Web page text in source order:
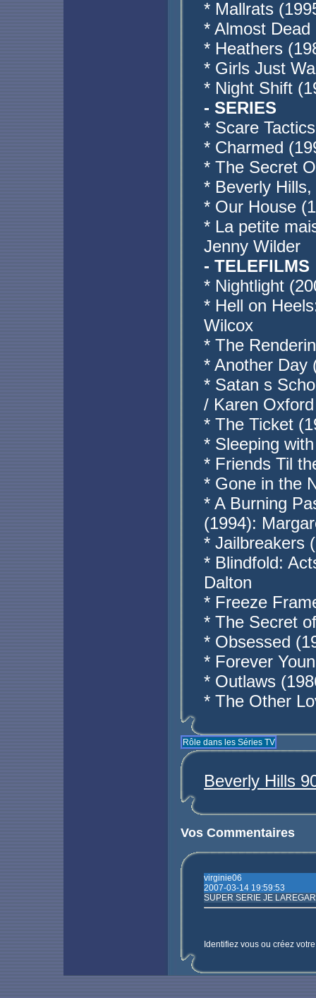
* Mallrats
* Almost
* Heathers
* Girls Just
* Night Shift
- SERIES
* Scare
* Charmed
* The Secret
* Beverly
* Our House
* La petite
Jenny Wilder
- TELEFILMS
* Nightlight
* Hell on
Wilcox
* The
* Another Day
* Satan s
/ Karen Oxford
* The Ticket
* Sleeping
* Friends Til
* Gone in the
* A Burning
(1994):
* Jailbreakers
* Blindfold:
Dalton
* Freeze
* The Secret
* Obsessed
* Forever
* Outlaws
* The Other
Rôle dans les Séries TV
Beverly Hills
Vos Commentaires
virginie06
2007-03-14 19:59:53
SUPER SERIE JE
Identifiez vous ou créez